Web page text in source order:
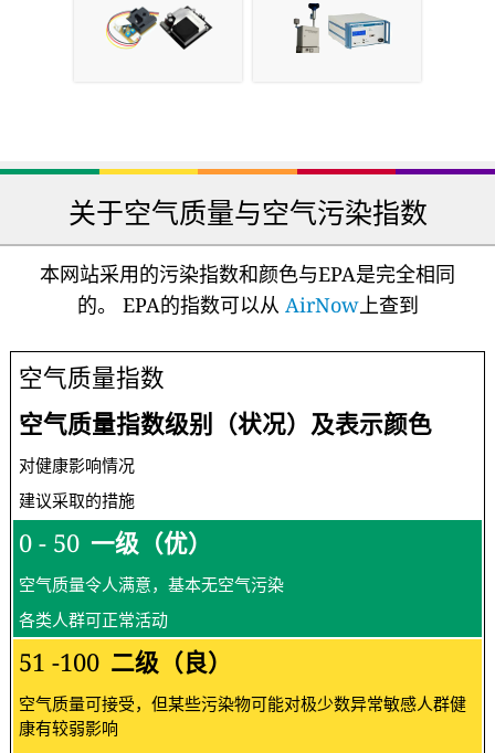
关于空气质量与空气污染指数
本网站采用的污染指数和颜色与EPA是完全相同
的。 EPA的指数可以从 AirNow上查到
空气质量指数
空气质量指数级别（状况）及表示颜色
对健康影响情况
建议采取的措施
0 - 50 一级（优）
空气质量令人满意，基本无空气污染
各类人群可正常活动
51 -100 二级（良）
空气质量可接受，但某些污染物可能对极少数异常敏感人群健
康有较弱影响